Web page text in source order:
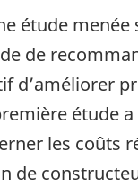
étude
de
d’améliorer
étude
les coûts
de